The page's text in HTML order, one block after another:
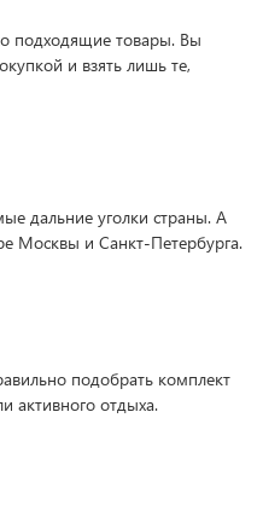
подходящие товары. Вы
и взять лишь те,
дальние уголки страны. А
Москвы и Санкт-Петербурга.
подобрать комплект
активного отдыха.